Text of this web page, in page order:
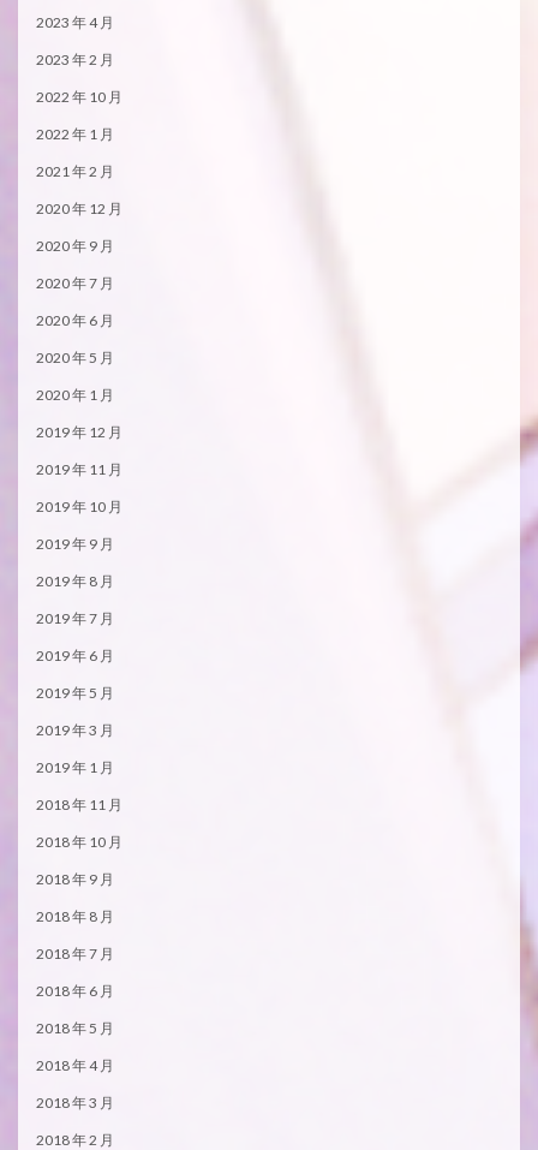
2023 年 4 月
2023 年 2 月
2022 年 10 月
2022 年 1 月
2021 年 2 月
2020 年 12 月
2020 年 9 月
2020 年 7 月
2020 年 6 月
2020 年 5 月
2020 年 1 月
2019 年 12 月
2019 年 11 月
2019 年 10 月
2019 年 9 月
2019 年 8 月
2019 年 7 月
2019 年 6 月
2019 年 5 月
2019 年 3 月
2019 年 1 月
2018 年 11 月
2018 年 10 月
2018 年 9 月
2018 年 8 月
2018 年 7 月
2018 年 6 月
2018 年 5 月
2018 年 4 月
2018 年 3 月
2018 年 2 月